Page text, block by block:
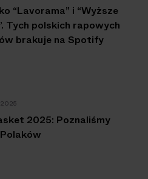
“Lavorama” i “Wyższe
Tych polskich rapowych
brakuje na Spotify
2025: Poznaliśmy